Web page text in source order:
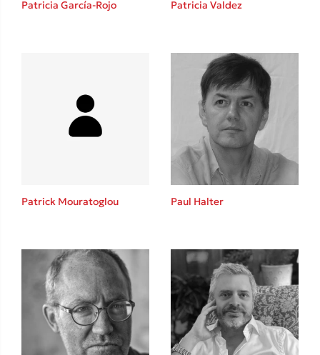
Sebastian Fitzek
Στέφανος Ξενάκης
Το λεξικό της ζωής σου
Patricia García-Rojo Patricia Valdez
Patrick Mouratoglou Paul Halter